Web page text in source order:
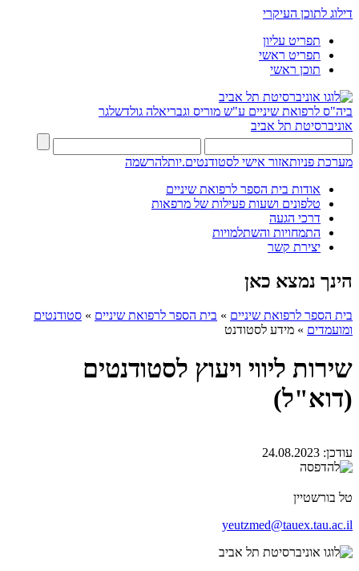
דילוג לתוכן העיקרי
תפריט עליון
תפריט ראשי
תוכן ראשי
ביה"ס לרפואת שיניים ע"ש מוריס וגבריאלה גולדשלגר
אוניברסיטת תל אביב
מערכת פניותאזור אישי לסטודנטים.יותלהרשמה
אודות בית הספר לרפואת שיניים
טלפונים ושעות פעילות של מרפאות
דרכי הגעה
התמחויות והשתלמויות
יצירת קשר
הינך נמצא כאן
בית הספר לרפואת שיניים » בית הספר לרפואת שיניים » סטודנטים
ומועמדים » מידע לסטודנט
שירות ליווי ויעוץ לסטודנטים
(דוא"ל)
עודכן: 24.08.2023
טל בורשטיין
yeutzmed@tauex.tau.ac.il